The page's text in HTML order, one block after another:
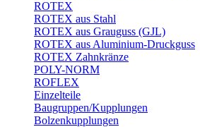
ROTEX
ROTEX aus Stahl
ROTEX aus Grauguss (GJL)
ROTEX aus Aluminium-Druckguss
ROTEX Zahnkränze
POLY-NORM
ROFLEX
Einzelteile
Baugruppen/Kupplungen
Bolzenkupplungen